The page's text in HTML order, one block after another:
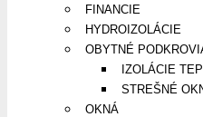
FINANCIE
HYDROIZOLÁCIE
OBYTNÉ
IZOLÁCIE
STREŠNÉ
OKNÁ